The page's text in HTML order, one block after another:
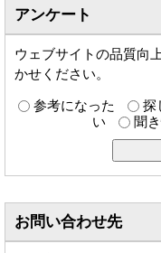
アンケート
ウェブサイトの品質向
かせください。
参考になった 探
い
聞
お問い合わせ先